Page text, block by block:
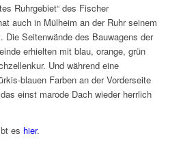
Ruhrgebiet“ des Fischer
auch in Mülheim an der Ruhr seinem
Die Seitenwände des Bauwagens der
erhielten mit blau, orange, grün
Und während eine
blauen Farben an der Vorderseite
einst marode Dach wieder herrlich
es hier.